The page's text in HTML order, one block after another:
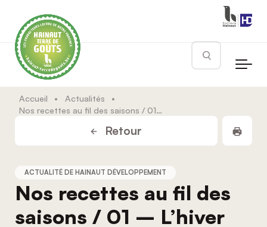
Rechercher
Accueil • Actualités
•
Nos recettes au fil des saisons / 01 – L’hiver
Retour
ACTUALITÉ DE HAINAUT DÉVELOPPEMENT
Nos recettes au fil des
saisons / 01 – L’hiver